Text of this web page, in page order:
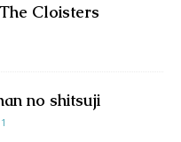
Cloisters
no shitsuji
1